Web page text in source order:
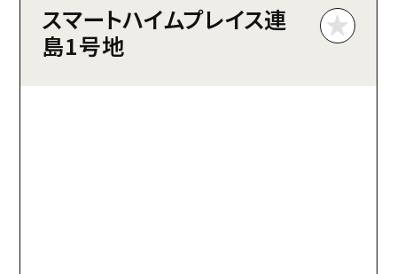
スマートハイムプレイス連
島1号地